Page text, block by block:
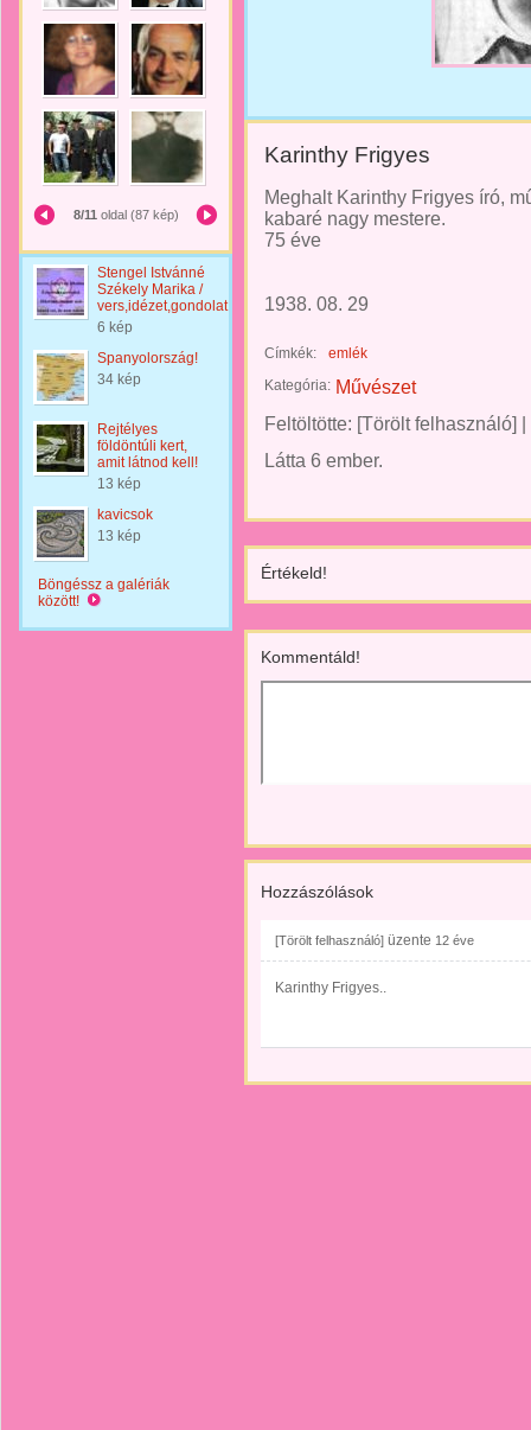
8/11 oldal (87 kép)
Stengel Istvánné
Székely Marika /
vers,idézet,gondolat
6 kép
Spanyolország!
34 kép
Rejtélyes
földöntúli kert,
amit látnod kell!
13 kép
kavicsok
13 kép
Böngéssz a galériák
között!
Karinthy Frigyes
Meghalt Karinthy Frigyes író,
kabaré nagy mestere.
75 éve
1938. 08. 29
Címkék:
emlék
Kategória: Művészet
Feltöltötte: [Törölt felhasználó]
Látta 6 ember.
Értékeld!
Kommentáld!
Hozzászólások
[Törölt felhasználó] üzente 12 éve
Karinthy Frigyes..